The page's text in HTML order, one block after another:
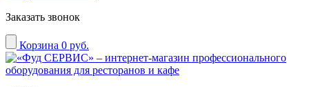
Заказать звонок
Корзина 0 руб.